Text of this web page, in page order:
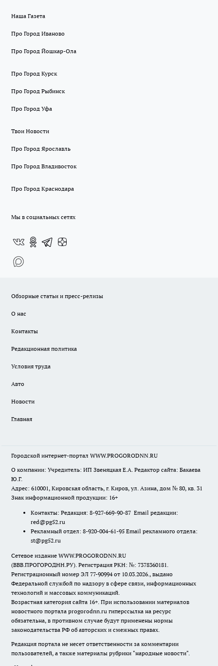
Наша Газета
Про Город Иваново
Про Город Йошкар-Ола
Про Город Курск
Про Город Рыбинск
Про Город Уфа
Твои Новости
Про Город Ярославль
Про Город Владивосток
Про Город Краснодара
Мы в социальных сетях
Обзорные статьи и пресс-релизы
О нас
Контакты
Редакционная политика
Условия труда
Авто
Новости
Главная
Городской интернет-портал WWW.PROGORODNN.RU
О компании: Учредитель: ИП Звеняцкая Е.А. Редактор сайта: Бакаева
Ю.Г.
Адрес: 610001, Кировская область, г. Киров, ул. Азина, дом № 80, кв. 31
Знак информационной продукции: 16+
Контакты: Редакция: 8-927-669-90-87 Email редакции:
red@pg52.ru
Рекламный отдел: 8-920-004-61-95 Email рекламного отдела:
st@pg52.ru
Сетевое издание WWW.PROGORODNN.RU
(ВВВ.ПРОГОРОДНН.РУ). Регистрация РКН: №: 7378360181.
Регистрационный номер ЭЛ 77-90994 от 10.03.2026., выдано
Федеральной службой по надзору в сфере связи, информационных
технологий и массовых коммуникаций.
Возрастная категория сайта 16+. При использовании материалов
новостного портала progorodnn.ru гиперссылка на ресурс
обязательна, в противном случае будут применены нормы
законодательства РФ об авторских и смежных правах.
Редакция портала не несет ответственности за комментарии
пользователей, а также материалы рубрики "народные новости".